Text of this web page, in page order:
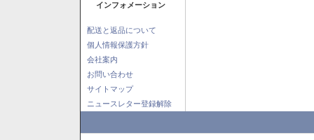
インフォメーション
配送と返品について
個人情報保護方針
会社案内
お問い合わせ
サイトマップ
ニュースレター登録解除